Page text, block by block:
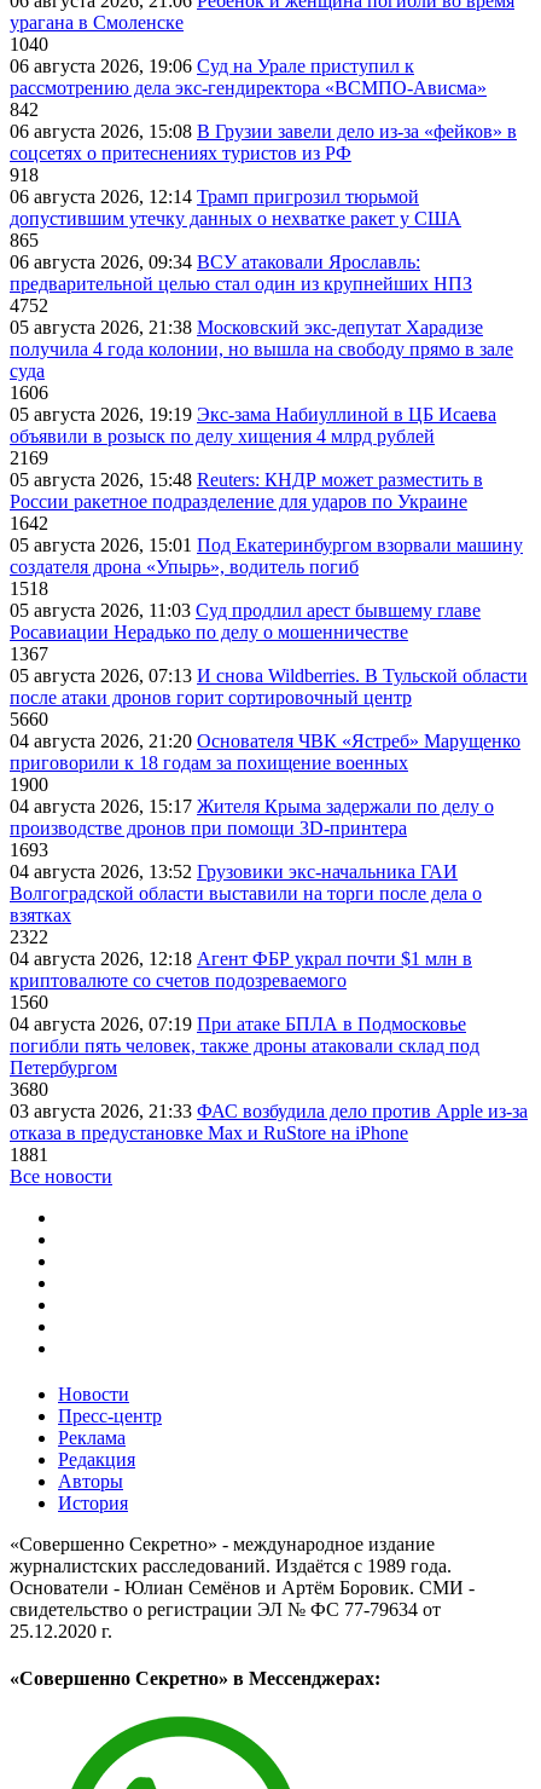
урагана в Смоленске
1040
06 августа 2026, 19:06 Суд на Урале приступил к
рассмотрению дела экс-гендиректора «ВСМПО-Ависма»
842
06 августа 2026, 15:08 В Грузии завели дело из-за «фейков» в
соцсетях о притеснениях туристов из РФ
918
06 августа 2026, 12:14 Трамп пригрозил тюрьмой
допустившим утечку данных о нехватке ракет у США
865
06 августа 2026, 09:34 ВСУ атаковали Ярославль:
предварительной целью стал один из крупнейших НПЗ
4752
05 августа 2026, 21:38 Московский экс-депутат Харадизе
получила 4 года колонии, но вышла на свободу прямо в зале
суда
1606
05 августа 2026, 19:19 Экс-зама Набиуллиной в ЦБ Исаева
объявили в розыск по делу хищения 4 млрд рублей
2169
05 августа 2026, 15:48 Reuters: КНДР может разместить в
России ракетное подразделение для ударов по Украине
1642
05 августа 2026, 15:01 Под Екатеринбургом взорвали машину
создателя дрона «Упырь», водитель погиб
1518
05 августа 2026, 11:03 Суд продлил арест бывшему главе
Росавиации Нерадько по делу о мошенничестве
1367
05 августа 2026, 07:13 И снова Wildberries. В Тульской области
после атаки дронов горит сортировочный центр
5660
04 августа 2026, 21:20 Основателя ЧВК «Ястреб» Марущенко
приговорили к 18 годам за похищение военных
1900
04 августа 2026, 15:17 Жителя Крыма задержали по делу о
производстве дронов при помощи 3D‑принтера
1693
04 августа 2026, 13:52 Грузовики экс-начальника ГАИ
Волгоградской области выставили на торги после дела о
взятках
2322
04 августа 2026, 12:18 Агент ФБР украл почти $1 млн в
криптовалюте со счетов подозреваемого
1560
04 августа 2026, 07:19 При атаке БПЛА в Подмосковье
погибли пять человек, также дроны атаковали склад под
Петербургом
3680
03 августа 2026, 21:33 ФАС возбудила дело против Apple из-за
отказа в предустановке Max и RuStore на iPhone
1881
Все новости
Новости
Пресс-центр
Реклама
Редакция
Авторы
История
«Совершенно Секретно» - международное издание
журналистских расследований. Издаётся с 1989 года.
Основатели - Юлиан Семёнов и Артём Боровик. CМИ -
свидетельство о регистрации ЭЛ № ФС 77-79634 от
25.12.2020 г.
«Совершенно Секретно» в Мессенджерах: